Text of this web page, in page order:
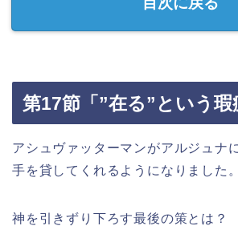
第17節「”在る”という瑕
アシュヴァッターマンがアルジュナ
手を貸してくれるようになりました。
神を引きずり下ろす最後の策とは？